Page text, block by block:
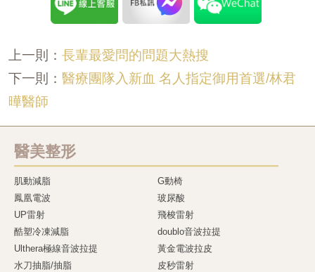
上一則： 長輩最愛問的問題大熱搜
下一則： 醫療團隊入新血 名人指定御用首選/林君
曄醫師
醫美整形
肌動減脂
G動椅
鳳凰電波
玻尿酸
UP雷射
飛梭雷射
酷塑冷凍減脂
doublo音波拉提
Ulthera極線音波拉提
黃金電波拉皮
水刀抽脂/抽脂
皮秒雷射